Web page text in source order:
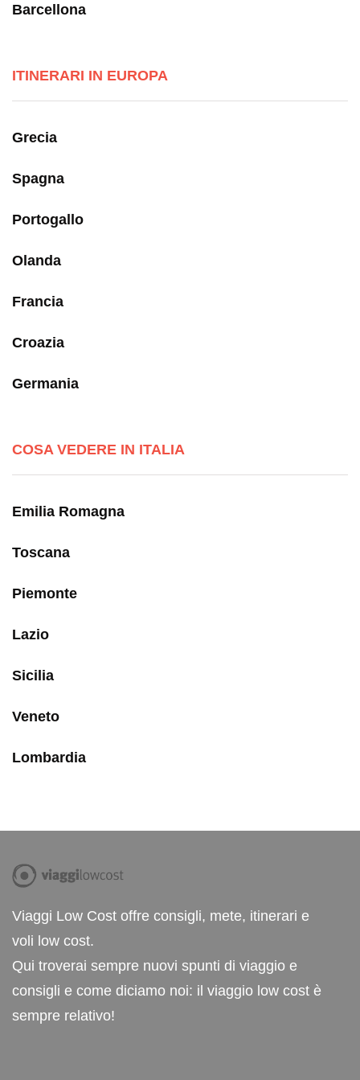
Barcellona
ITINERARI IN EUROPA
Grecia
Spagna
Portogallo
Olanda
Francia
Croazia
Germania
COSA VEDERE IN ITALIA
Emilia Romagna
Toscana
Piemonte
Lazio
Sicilia
Veneto
Lombardia
Viaggi Low Cost offre consigli, mete, itinerari e
voli low cost.
Qui troverai sempre nuovi spunti di viaggio e
consigli e come diciamo noi: il viaggio low cost è
sempre relativo!